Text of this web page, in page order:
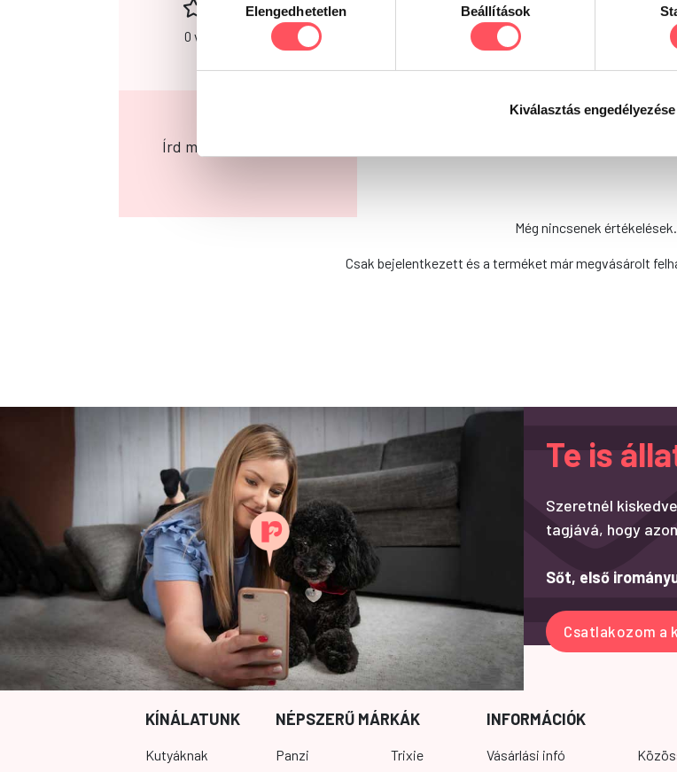
kiválasztásaElengedhetetlen Beállítások
Kiválasztás engedélyezése
0 vélemény alapján
Írd meg a véleményed!
Már kipróbáltad ezt a
Oszd meg tapasztalataidat,
Még nincsenek értékelések.
Csak bejelentkezett és a terméket már megvásárolt
Te is
Szeretnél
tagjává, hogy
Sőt, első
Csatlakozom a
KÍNÁLATUNK
Kutyáknak
NÉPSZERŰ MÁRKÁK
Panzi Trixie
INFORMÁCIÓK
Vásárlási infó